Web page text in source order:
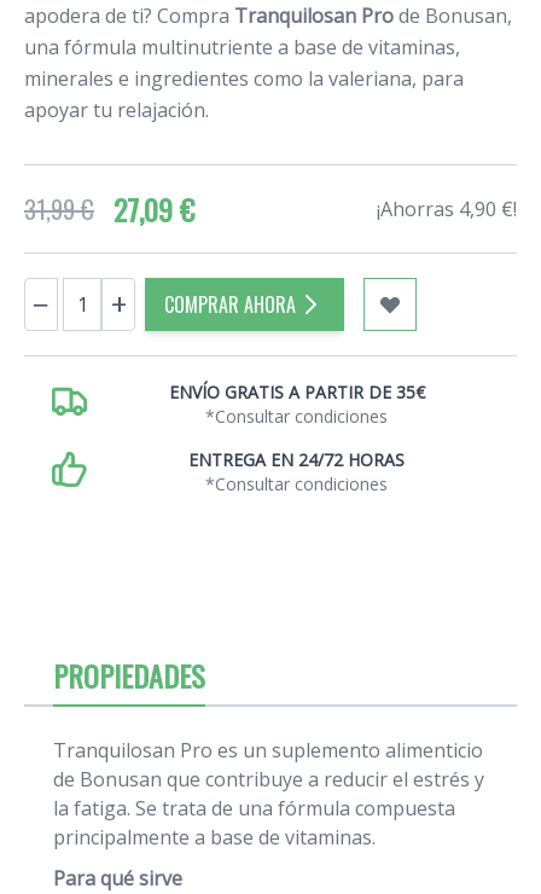
apodera de ti? Compra Tranquilosan Prode Bonusan,
una fórmula multinutriente a base de vitaminas,
minerales e ingredientes como la valeriana, para
apoyar tu relajación.
31,99 € 27,09 € ¡Ahorras 4,90 €!
Cantidad
− + COMPRAR AHORA
ENVÍO GRATIS A PARTIR DE 35€
*Consultar condiciones
ENTREGA EN 24/72 HORAS
*Consultar condiciones
PROPIEDADES
Tranquilosan Pro es un suplemento alimenticio
de Bonusan que contribuye a reducir el estrés y
la fatiga. Se trata de una fórmula compuesta
principalmente a base de vitaminas.
Para qué sirve